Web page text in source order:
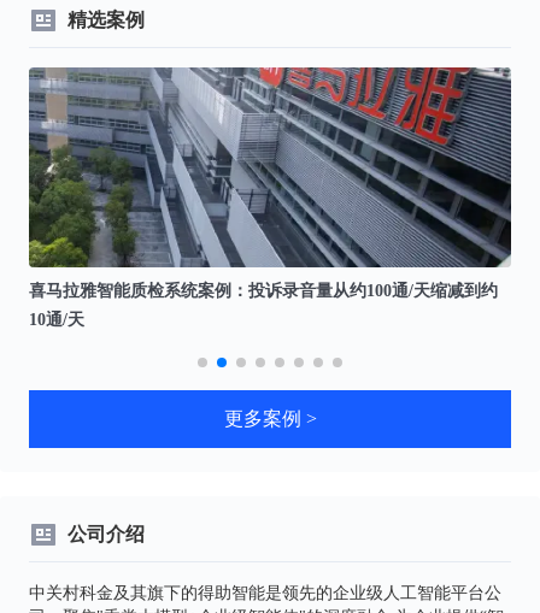
精选案例
喜马拉雅智能质检系统案例：投诉录音量从约100通/天缩减到约
10通/天
更多案例 >
公司介绍
中关村科金及其旗下的得助智能是领先的企业级人工智能平台公